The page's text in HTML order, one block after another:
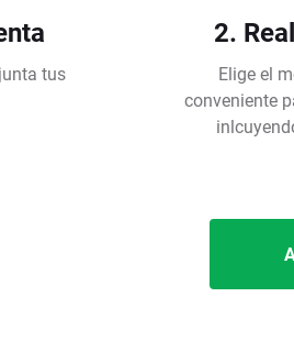
tus
2.
Elige el
conveniente